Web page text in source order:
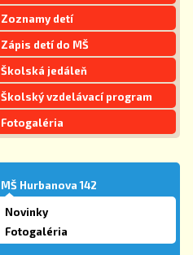
Zoznamy detí
Zápis detí do MŠ
Školská jedáleň
Školský vzdelávací program
Fotogaléria
MŠ Hurbanova 142
Novinky
Fotogaléria